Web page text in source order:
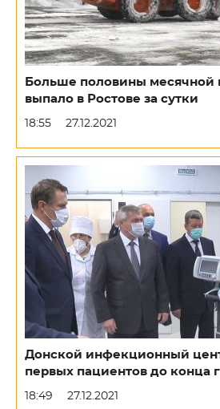
Больше половины месячной
выпало в Ростове за сутки
18:55 27.12.2021
Донской инфекционный
первых пациентов до конца
18:49 27.12.2021